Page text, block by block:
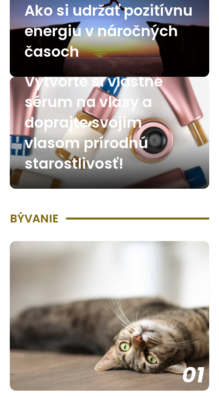
Ako si udržať pozitívnu
energiu v náročných
časoch
Vytvorte si vlastné
sérum na vlasy a
doprajte svojim
vlasom prírodnú
starostlivosť!
BÝVANIE
01